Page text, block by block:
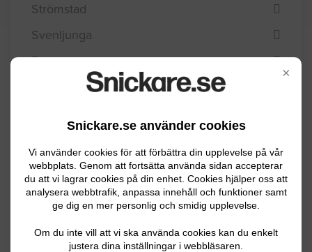
×
Snickare.se använder cookies
Vi använder cookies för att förbättra din upplevelse på vår
webbplats. Genom att fortsätta använda sidan accepterar
du att vi lagrar cookies på din enhet. Cookies hjälper oss att
analysera webbtrafik, anpassa innehåll och funktioner samt
ge dig en mer personlig och smidig upplevelse.
Om du inte vill att vi ska använda cookies kan du enkelt
justera dina inställningar i webbläsaren.
Strömstad
Svenljunga
Tanum
Tranemo
Trollhättan
Töreboda
Uddevalla